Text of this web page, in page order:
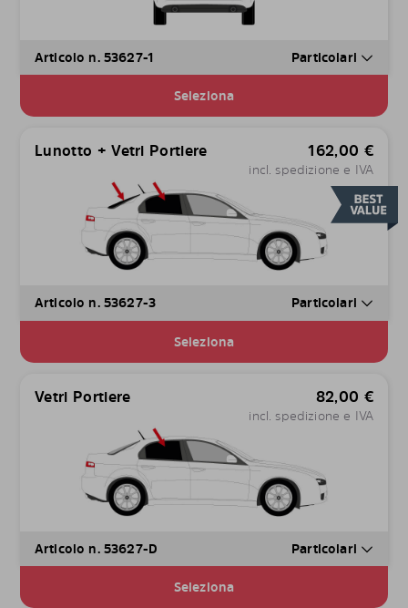
Articolo n. 53627-1 Particolari
Seleziona
Lunotto + Vetri Portiere 162,00 €
incl. spedizione e IVA
Articolo n. 53627-3 Particolari
Seleziona
Vetri Portiere 82,00 €
incl. spedizione e IVA
Articolo n. 53627-D Particolari
Seleziona